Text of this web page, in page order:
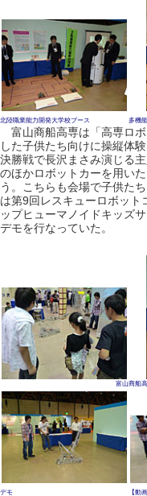
北陸職業能力開発大学校ブース 多機
富山商船高専は「高専ロ
した子供たち向けに操縦体
決勝戦で長沢まさみ演じる
のほかロボットカーを用い
う。こちらも会場で子供た
は第9回レスキューロボット
ップヒューマノイドキッズ
デモを行なっていた。
富山商船
デモ 【動